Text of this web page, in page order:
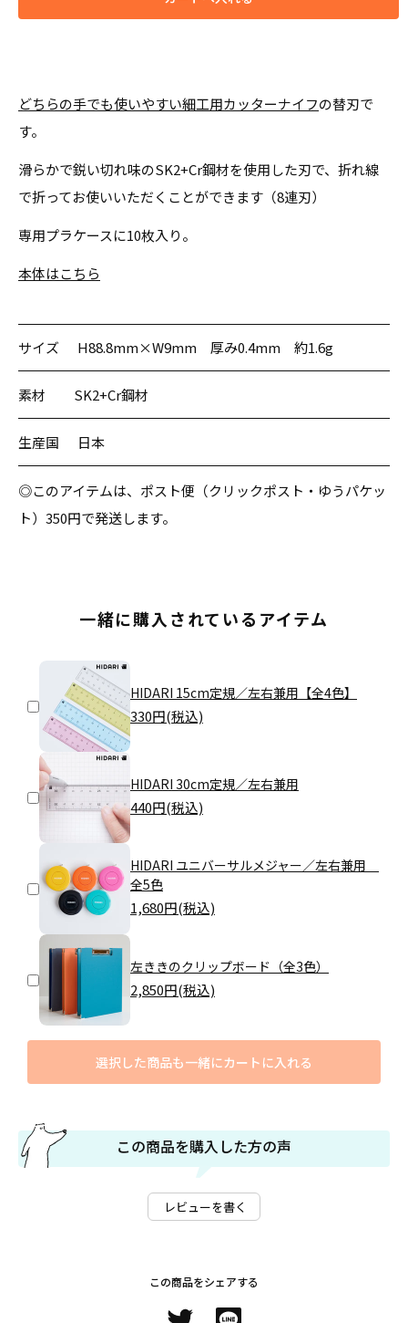
どちらの手でも使いやすい細工用カッターナイフの替刃で
す。
滑らかで鋭い切れ味のSK2+Cr鋼材を使用した刃で、折れ線
で折ってお使いいただくことができます（8連刃）
専用プラケースに10枚入り。
本体はこちら
サイズ H88.8mm×W9mm 厚み0.4mm 約1.6g
素材 SK2+Cr鋼材
生産国 日本
◎このアイテムは、ポスト便（クリックポスト・ゆうパケッ
ト）350円で発送します。
一緒に購入されているアイテム
HIDARI 15cm定規／左右兼用【全4色】
330円(税込)
HIDARI 30cm定規／左右兼用
440円(税込)
HIDARI ユニバーサルメジャー／左右兼用
全5色
1,680円(税込)
左ききのクリップボード（全3色）
2,850円(税込)
選択した商品も一緒にカートに入れる
この商品を購入した方の声
レビューを書く
この商品をシェアする